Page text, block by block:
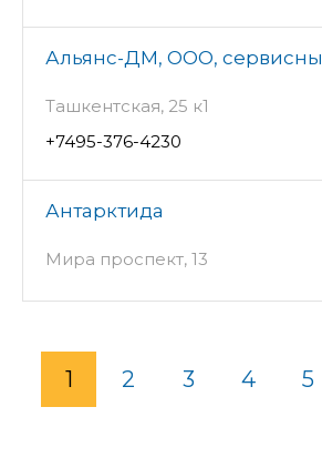
Альянс-ДМ, ООО,
Ташкентская, 25 к1
+7495-376-4230
Антарктида
Мира проспект, 13
1 2 3 4 5